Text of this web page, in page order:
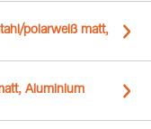
polarweiß matt,
Aluminium